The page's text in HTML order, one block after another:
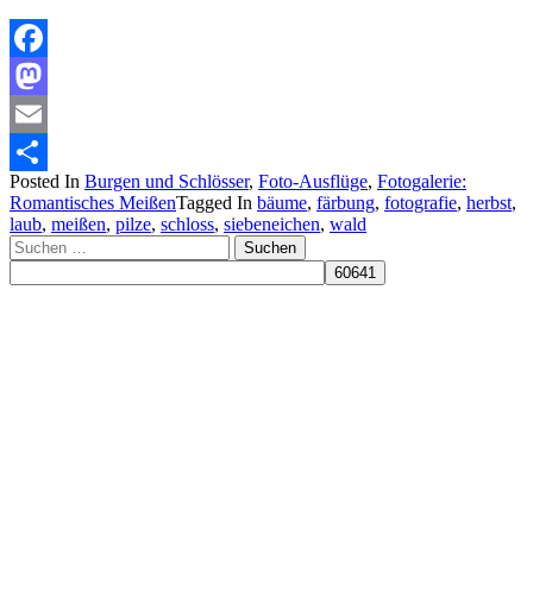
Facebook
Mastodon
Email
Teilen
Posted In Burgen und Schlösser, Foto-Ausflüge, Fotogalerie:
Romantisches MeißenTagged In bäume, färbung, fotografie, herbst,
laub, meißen, pilze, schloss, siebeneichen, wald
Suchen
nach: